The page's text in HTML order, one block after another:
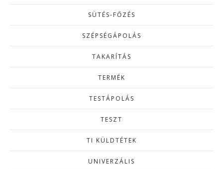
SÜTÉS-FŐZÉS
SZÉPSÉGÁPOLÁS
TAKARÍTÁS
TERMÉK
TESTÁPOLÁS
TESZT
TI KÜLDTÉTEK
UNIVERZÁLIS